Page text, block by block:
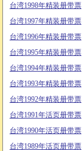
台湾1998年精装册带票
台湾1997年精装册带票
台湾1996年精装册带票
台湾1995年精装册带票
台湾1994年精装册带票
台湾1993年精装册带票
台湾1992年精装册带票
台湾1991年活页册带票
台湾1990年活页册带票
台湾1989年活页册带票